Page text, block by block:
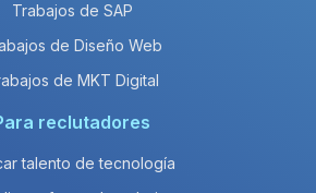
Trabajos de SAP
de Diseño Web
de MKT Digital
reclutadores
talento de tecnología